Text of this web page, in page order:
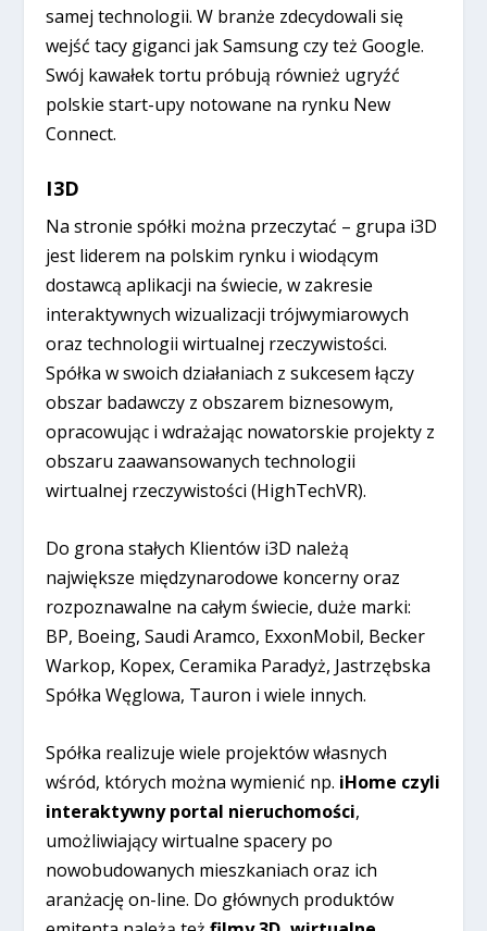
samej technologii. W branże zdecydowali się
wejść tacy giganci jak Samsung czy też Google.
Swój kawałek tortu próbują również ugryźć
polskie start-upy notowane na rynku New
Connect.
I3D
Na stronie spółki można przeczytać – grupa i3D
jest liderem na polskim rynku i wiodącym
dostawcą aplikacji na świecie, w zakresie
interaktywnych wizualizacji trójwymiarowych
oraz technologii wirtualnej rzeczywistości.
Spółka w swoich działaniach z sukcesem łączy
obszar badawczy z obszarem biznesowym,
opracowując i wdrażając nowatorskie projekty z
obszaru zaawansowanych technologii
wirtualnej rzeczywistości (HighTechVR).
Do grona stałych Klientów i3D należą
największe międzynarodowe koncerny oraz
rozpoznawalne na całym świecie, duże marki:
BP, Boeing, Saudi Aramco, ExxonMobil, Becker
Warkop, Kopex, Ceramika Paradyż, Jastrzębska
Spółka Węglowa, Tauron i wiele innych.
Spółka realizuje wiele projektów własnych
wśród, których można wymienić np. iHome czyli
interaktywny portal nieruchomości,
umożliwiający wirtualne spacery po
nowobudowanych mieszkaniach oraz ich
aranżację on-line. Do głównych produktów